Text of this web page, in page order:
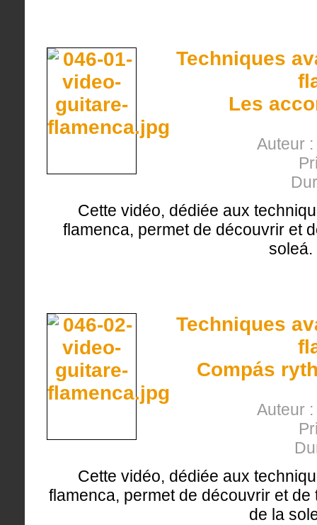
Techniques
Les
Auteur
Cette vidéo, dédiée aux
flamenca, permet de découvrir et
soleá.
Techniques
Compás
Auteur
Cette vidéo, dédiée aux
flamenca, permet de découvrir et
de la